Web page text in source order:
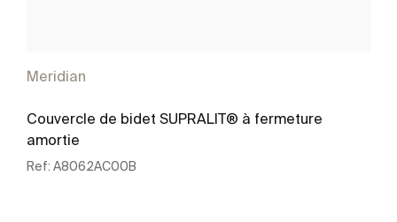
Meridian
Couvercle de bidet SUPRALIT® à fermeture
amortie
Ref: A8062AC00B